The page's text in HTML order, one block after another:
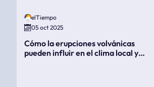
elTiempo
05 oct 2025
Cómo la erupciones volvánicas
pueden influir en el clima local y